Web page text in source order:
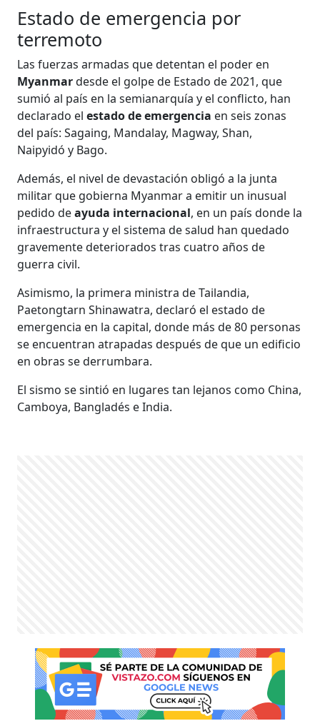
Estado de emergencia por
terremoto
Las fuerzas armadas que detentan el poder en
Myanmardesde el golpe de Estado de 2021, que
sumió al país en la semianarquía y el conflicto, han
declarado elestado de emergencia en seis zonas
del país: Sagaing, Mandalay, Magway, Shan,
Naipyidó y Bago.
Además, el nivel de devastación obligó a la junta
militar que gobierna Myanmar a emitir un inusual
pedido deayuda internacional, en un país donde la
infraestructura y el sistema de salud han quedado
gravemente deteriorados tras cuatro años de
guerra civil.
Asimismo, la primera ministra de Tailandia,
Paetongtarn Shinawatra, declaró el estado de
emergencia en la capital, donde más de 80 personas
se encuentran atrapadas después de que un edificio
en obras se derrumbara.
El sismo se sintió en lugares tan lejanos como China,
Camboya, Bangladés e India.